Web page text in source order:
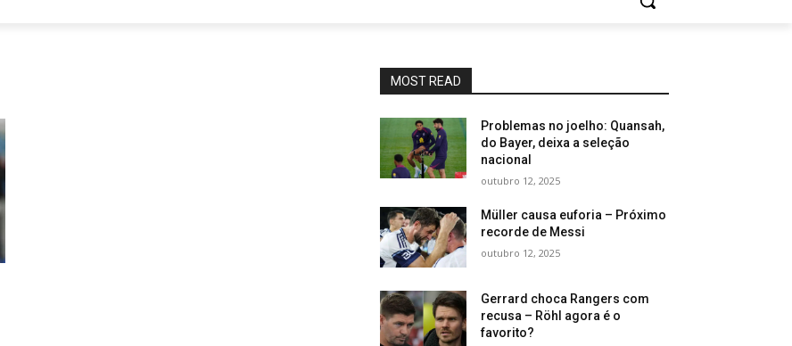
MOST READ
Problemas no joelho: Quansah,
do Bayer, deixa a seleção
nacional
outubro 12, 2025
Müller causa euforia – Próximo
recorde de Messi
outubro 12, 2025
Gerrard choca Rangers com
recusa – Röhl agora é o
favorito?